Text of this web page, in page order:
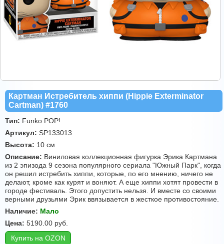
Картман Истребитель хиппи (Hippie Exterminator
Cartman) #1760
Тип: Funko POP!
Артикул: SP133013
Высота: 10 см
Описание: Виниловая коллекционная фигурка Эрика Картмана
из 2 эпизода 9 сезона популярного сериала "Южный Парк", когда
он решил истребить хиппи, которые, по его мнению, ничего не
делают, кроме как курят и воняют. А еще хиппи хотят провести в
городе фестиваль. Этого допустить нельзя. И вместе со своими
верными друзьями Эрик ввязывается в жесткое противостояние.
Наличие: Мало
Цена: 5190.00 руб.
Купить на OZON